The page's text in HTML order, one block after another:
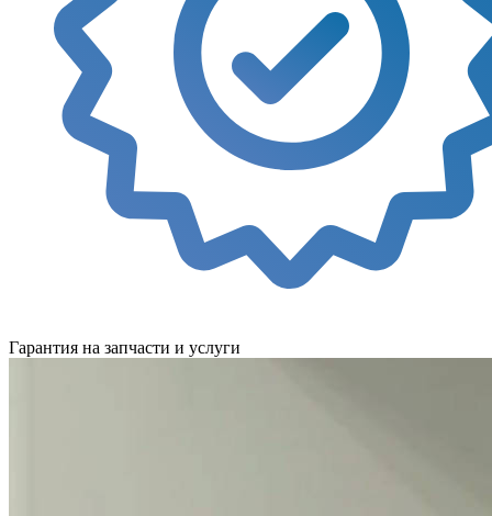
Гарантия на запчасти и услуги